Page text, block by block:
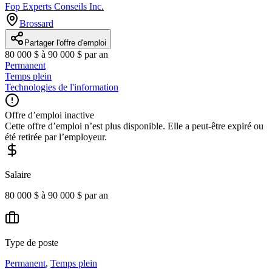
Fop Experts Conseils Inc.
Brossard
Partager l'offre d'emploi
80 000 $ à 90 000 $ par an
Permanent
Temps plein
Technologies de l'information
Offre d’emploi inactive
Cette offre d’emploi n’est plus disponible. Elle a peut-être expiré ou
été retirée par l’employeur.
Salaire
80 000 $ à 90 000 $ par an
Type de poste
Permanent, Temps plein